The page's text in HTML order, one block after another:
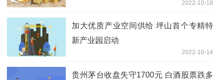
2022-10-18
加大优质产业空间供给 坪山首个专精特
新产业园启动
2022-10-14
贵州茅台收盘失守1700元 白酒股票跌多